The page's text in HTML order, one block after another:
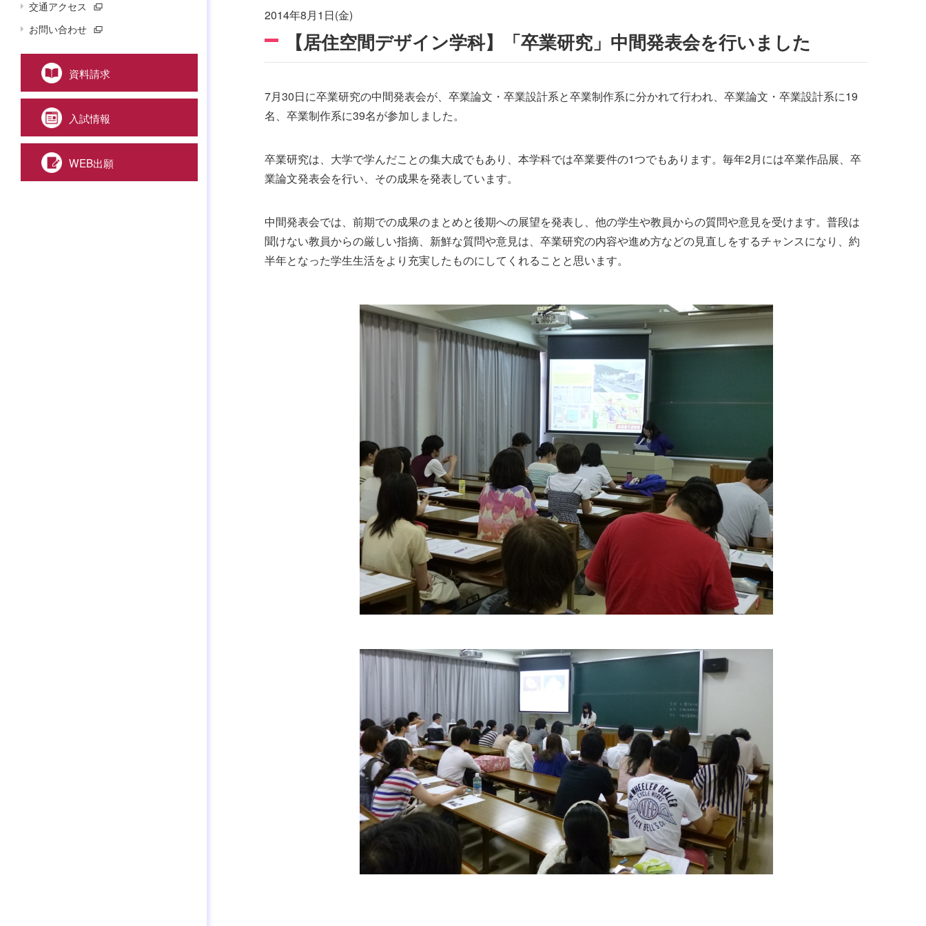
交通アクセス
お問い合わせ
資料請求
入試情報
WEB出願
2014年8月1日(金)
【居住空間デザイン学科】「卒業研究」中間発表会を行いました
7月30日に卒業研究の中間発表会が、卒業論文・卒業設計系と卒業制作系に分かれて行われ、卒業論文・卒業設計系に19
名、卒業制作系に39名が参加しました。
卒業研究は、大学で学んだことの集大成でもあり、本学科では卒業要件の1つでもあります。毎年2月には卒業作品展、卒
業論文発表会を行い、その成果を発表しています。
中間発表会では、前期での成果のまとめと後期への展望を発表し、他の学生や教員からの質問や意見を受けます。普段は
聞けない教員からの厳しい指摘、新鮮な質問や意見は、卒業研究の内容や進め方などの見直しをするチャンスになり、約
半年となった学生生活をより充実したものにしてくれることと思います。